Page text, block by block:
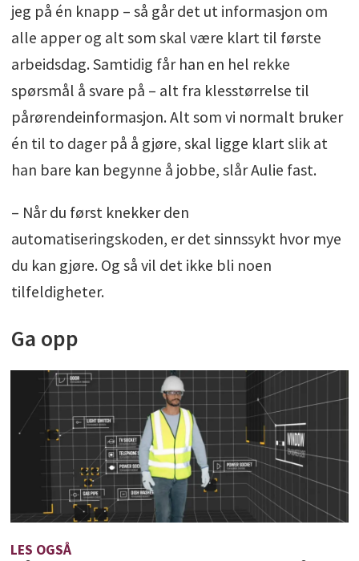
jeg på én knapp – så går det ut informasjon om
alle apper og alt som skal være klart til første
arbeidsdag. Samtidig får han en hel rekke
spørsmål å svare på – alt fra klesstørrelse til
pårørendeinformasjon. Alt som vi normalt bruker
én til to dager på å gjøre, skal ligge klart slik at
han bare kan begynne å jobbe, slår Aulie fast.
– Når du først knekker den
automatiseringskoden, er det sinnssykt hvor mye
du kan gjøre. Og så vil det ikke bli noen
tilfeldigheter.
Ga opp
LES OGSÅ